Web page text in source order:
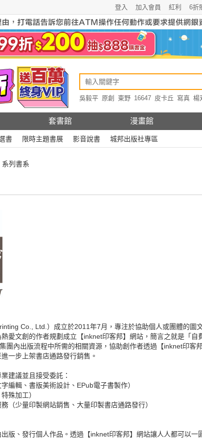
6折
紅利
加入會員
登入
吳毅平 原創 東野 16647 皮卡丘 寫真 楊
套書館 漫畫館
書 限時主題書展 影音說書 城邦出版社專區
列書系
Co., Ltd.）成立於2011年7月，專注於協助個人或團體的圖
愛文創的作者規劃成立【inknet印客邦】網站，簡言之就是「自
團內出版流程中所需的相關資源，協助創作者透過【inknet印客
一步上架書店通路發行銷售。
建議並且接受委託：
編輯、書版美術設計、EPub電子書製作）
殊加工）
（少量印製網站銷售、大量印製書店通路發行）
版、發行個人作品。透過【inknet印客邦】網站讓人人都可以一